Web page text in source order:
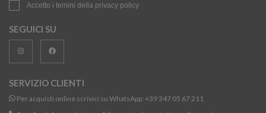
Accetto i temini della privacy policy
SEGUICI SU
SERVIZIO CLIENTI
Per acquisti online scrivici su WhatsApp: +39 347 05 67 211